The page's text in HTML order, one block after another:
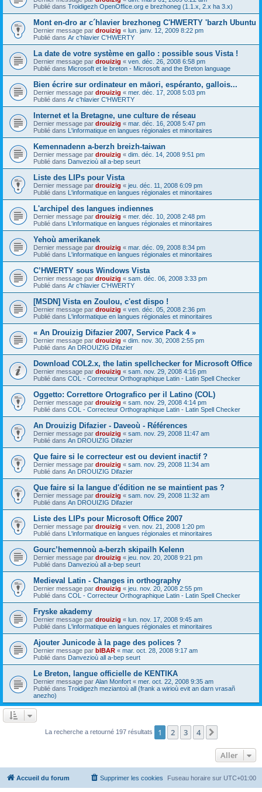
Publié dans Troidigezh OpenOffice.org e brezhoneg (1.1.x, 2.x ha 3.x)
Mont en-dro ar c´hlavier brezhoneg C'HWERTY 'barzh Ubuntu
Dernier message par drouizig « lun. janv. 12, 2009 8:22 pm
Publié dans Ar c'hlavier C'HWERTY
La date de votre système en gallo : possible sous Vista !
Dernier message par drouizig « ven. déc. 26, 2008 6:58 pm
Publié dans Microsoft et le breton - Microsoft and the Breton language
Bien écrire sur ordinateur en māori, espéranto, gallois...
Dernier message par drouizig « mer. déc. 17, 2008 5:03 pm
Publié dans Ar c'hlavier C'HWERTY
Internet et la Bretagne, une culture de réseau
Dernier message par drouizig « mar. déc. 16, 2008 5:47 pm
Publié dans L'informatique en langues régionales et minoritaires
Kemennadenn a-berzh breizh-taiwan
Dernier message par drouizig « dim. déc. 14, 2008 9:51 pm
Publié dans Danvezioù all a-bep seurt
Liste des LIPs pour Vista
Dernier message par drouizig « jeu. déc. 11, 2008 6:09 pm
Publié dans L'informatique en langues régionales et minoritaires
L'archipel des langues indiennes
Dernier message par drouizig « mer. déc. 10, 2008 2:48 pm
Publié dans L'informatique en langues régionales et minoritaires
Yehoù amerikanek
Dernier message par drouizig « mar. déc. 09, 2008 8:34 pm
Publié dans L'informatique en langues régionales et minoritaires
C’HWERTY sous Windows Vista
Dernier message par drouizig « sam. déc. 06, 2008 3:33 pm
Publié dans Ar c'hlavier C'HWERTY
[MSDN] Vista en Zoulou, c'est dispo !
Dernier message par drouizig « ven. déc. 05, 2008 2:36 pm
Publié dans L'informatique en langues régionales et minoritaires
« An Drouizig Difazier 2007, Service Pack 4 »
Dernier message par drouizig « dim. nov. 30, 2008 2:55 pm
Publié dans An DROUIZIG Difazier
Download COL2.x, the latin spellchecker for Microsoft Office
Dernier message par drouizig « sam. nov. 29, 2008 4:16 pm
Publié dans COL - Correcteur Orthographique Latin - Latin Spell Checker
Oggetto: Correttore Ortografico per il Latino (COL)
Dernier message par drouizig « sam. nov. 29, 2008 4:14 pm
Publié dans COL - Correcteur Orthographique Latin - Latin Spell Checker
An Drouizig Difazier - Daveoù - Références
Dernier message par drouizig « sam. nov. 29, 2008 11:47 am
Publié dans An DROUIZIG Difazier
Que faire si le correcteur est ou devient inactif ?
Dernier message par drouizig « sam. nov. 29, 2008 11:34 am
Publié dans An DROUIZIG Difazier
Que faire si la langue d'édition ne se maintient pas ?
Dernier message par drouizig « sam. nov. 29, 2008 11:32 am
Publié dans An DROUIZIG Difazier
Liste des LIPs pour Microsoft Office 2007
Dernier message par drouizig « ven. nov. 21, 2008 1:20 pm
Publié dans L'informatique en langues régionales et minoritaires
Gourc’hemennoù a-berzh skipailh Kelenn
Dernier message par drouizig « jeu. nov. 20, 2008 9:21 pm
Publié dans Danvezioù all a-bep seurt
Medieval Latin - Changes in orthography
Dernier message par drouizig « jeu. nov. 20, 2008 2:55 pm
Publié dans COL - Correcteur Orthographique Latin - Latin Spell Checker
Fryske akademy
Dernier message par drouizig « lun. nov. 17, 2008 9:45 am
Publié dans L'informatique en langues régionales et minoritaires
Ajouter Junicode à la page des polices ?
Dernier message par bIBAR « mar. oct. 28, 2008 9:17 am
Publié dans Danvezioù all a-bep seurt
Le Breton, langue officielle de KENTIKA
Dernier message par Alan Monfort « mer. oct. 22, 2008 9:35 am
Publié dans Troidigezh meziantoù all (frank a wirioù evit an darn vrasañ
anezho)
La recherche a retourné 197 résultats 1 2 3 4
Aller
Accueil du forum Fuseau horaire sur UTC+01:00
Supprimer les cookies